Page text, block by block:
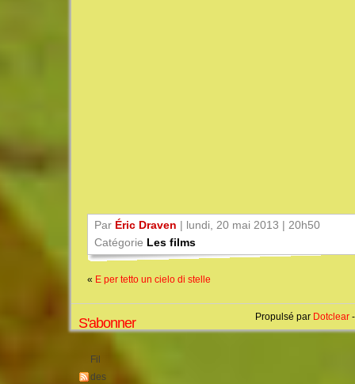
Par Éric Draven | lundi, 20 mai 2013 | 20h50
Catégorie Les films
« E per tetto un cielo di stelle
S'abonner
Fil
des
Propulsé par Dotclear